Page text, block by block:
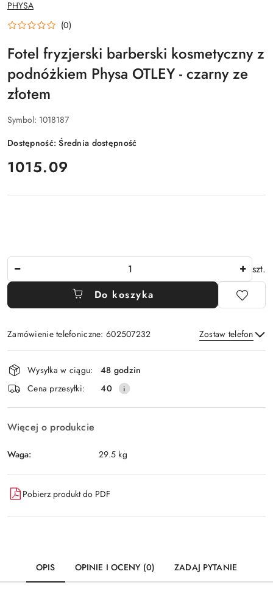
PRODUCENTA:
PHYSA
(0)
Fotel fryzjerski barberski kosmetyczny z
podnóżkiem Physa OTLEY - czarny ze
złotem
Symbol: 1018187
Dostępność:Średnia dostępność
cena:
1015.09
szt.
Do koszyka
Zamówienie telefoniczne: 602507232 Zostaw telefon
Wyślij
Dostępność
i
dostawa
Wysyłka w ciągu:
48 godzin
Cena przesyłki:
40
Więcej o produkcie
Waga: 29.5 kg
Pobierz produkt do PDF
OPIS OPINIE I OCENY (0) ZADAJ PYTANIE